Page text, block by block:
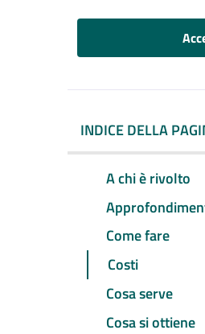
INDICE DELLA
A chi è rivolto
Come fare
Costi
Cosa serve
Cosa si ottiene